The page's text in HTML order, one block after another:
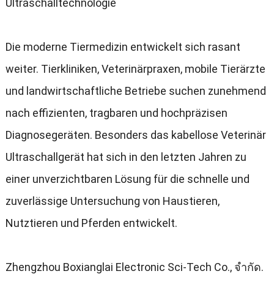
Ultraschalltechnologie
Die moderne Tiermedizin entwickelt sich rasant
weiter. Tierkliniken,Veterinärpraxen, mobile Tierärzte
und landwirtschaftliche Betriebe suchen zunehmend
nach effizienten, tragbaren und hochpräzisen
Diagnosegeräten. Besonders das kabellose Veterinär
Ultraschallgerät hat sich in den letzten Jahren zu
einer unverzichtbaren Lösung für die schnelle und
zuverlässige Untersuchung von Haustieren,
Nutztieren und Pferden entwickelt.
Zhengzhou Boxianglai Electronic Sci-Tech Co., จํากัด.